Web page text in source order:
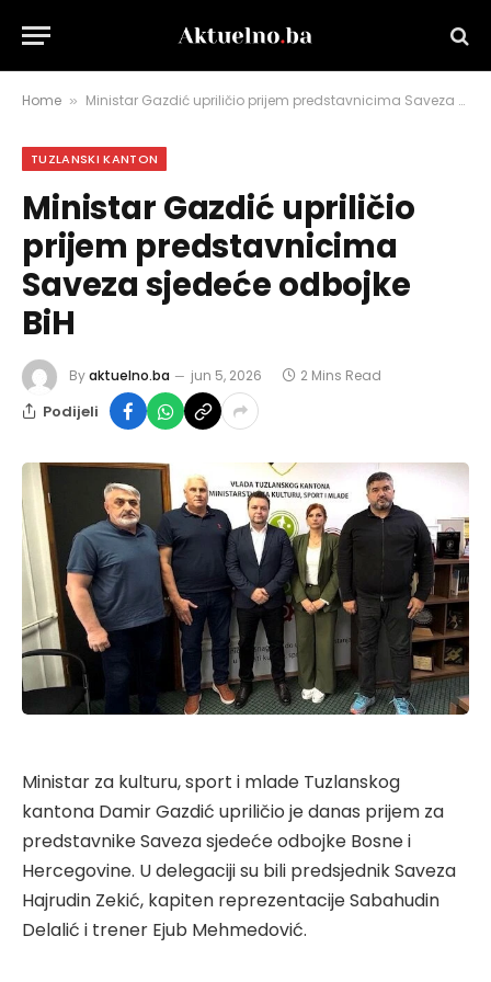
Home » Ministar Gazdić upriličio prijem predstavnicima Saveza sjedeće odbojke BiH
TUZLANSKI KANTON
Ministar Gazdić upriličio
prijem predstavnicima
Saveza sjedeće odbojke
BiH
Byaktuelno.ba jun 5, 2026 2 Mins Read
Podijeli
Ministar za kulturu, sport i mlade Tuzlanskog
kantona Damir Gazdić upriličio je danas prijem za
predstavnike Saveza sjedeće odbojke Bosne i
Hercegovine. U delegaciji su bili predsjednik Saveza
Hajrudin Zekić, kapiten reprezentacije Sabahudin
Delalić i trener Ejub Mehmedović.